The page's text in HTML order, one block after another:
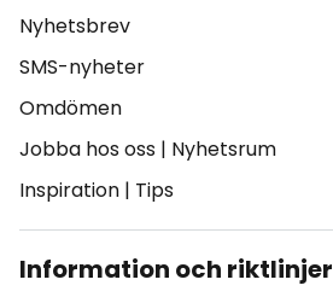
Nyhetsbrev
SMS-nyheter
Omdömen
Jobba hos oss | Nyhetsrum
Inspiration | Tips
Information och riktlinjer